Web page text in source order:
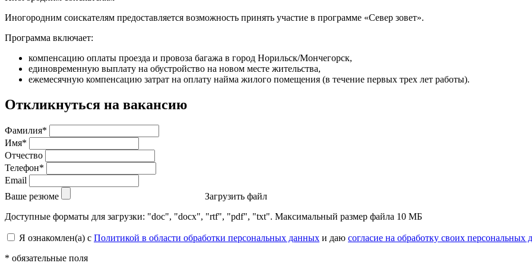
Иногородним соискателям предоставляется возможность принять участие в программе «Север зовет».
Программа включает:
компенсацию оплаты проезда и провоза багажа в город Норильск/Мончегорск,
единовременную выплату на обустройство на новом месте жительства,
ежемесячную компенсацию затрат на оплату найма жилого помещения (в течение первых трех лет работы).
Откликнуться на вакансию
Фамилия*
Имя*
Отчество
Телефон*
Email
Ваше резюме
Загрузить файл
Доступные форматы для загрузки: "doc", "docx", "rtf", "pdf", "txt". Максимальный размер файла 10 МБ
Я ознакомлен(а) с Политикой в области обработки персональных данных и даю согласие на обработку своих персональных
* обязательные поля